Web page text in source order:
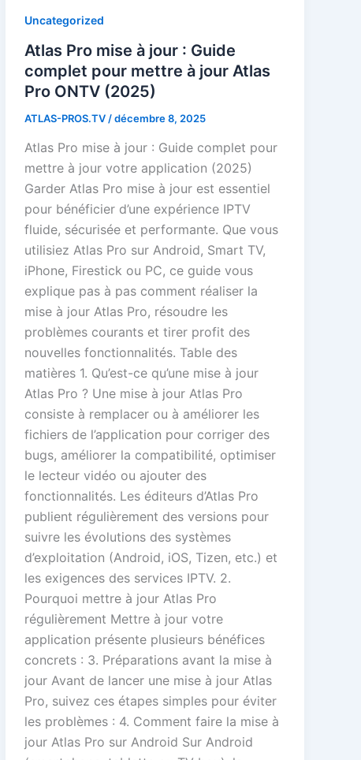
Uncategorized
Atlas Pro mise à jour : Guide
complet pour mettre à jour Atlas
Pro ONTV (2025)
ATLAS-PROS.TV /décembre 8, 2025
Atlas Pro mise à jour : Guide complet pour
mettre à jour votre application (2025)
Garder Atlas Pro mise à jour est essentiel
pour bénéficier d’une expérience IPTV
fluide, sécurisée et performante. Que vous
utilisiez Atlas Pro sur Android, Smart TV,
iPhone, Firestick ou PC, ce guide vous
explique pas à pas comment réaliser la
mise à jour Atlas Pro, résoudre les
problèmes courants et tirer profit des
nouvelles fonctionnalités. Table des
matières 1. Qu’est-ce qu’une mise à jour
Atlas Pro ? Une mise à jour Atlas Pro
consiste à remplacer ou à améliorer les
fichiers de l’application pour corriger des
bugs, améliorer la compatibilité, optimiser
le lecteur vidéo ou ajouter des
fonctionnalités. Les éditeurs d’Atlas Pro
publient régulièrement des versions pour
suivre les évolutions des systèmes
d’exploitation (Android, iOS, Tizen, etc.) et
les exigences des services IPTV. 2.
Pourquoi mettre à jour Atlas Pro
régulièrement Mettre à jour votre
application présente plusieurs bénéfices
concrets : 3. Préparations avant la mise à
jour Avant de lancer une mise à jour Atlas
Pro, suivez ces étapes simples pour éviter
les problèmes : 4. Comment faire la mise à
jour Atlas Pro sur Android Sur Android